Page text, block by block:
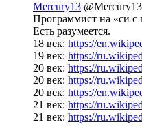
Mercury13 @Mercury13
Программист на «си с
Есть разумеется.
18 век: https://
19 век: https://
20 век: https://
20 век: https://
20 век: https://
21 век: https://
21 век: https://